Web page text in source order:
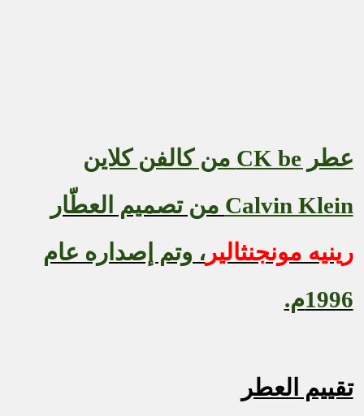
عطرCK be من كالفن كلاين
Calvin Klein من تصميم العطّار
رينيه مونجنثالير، وتم إصداره عام
1996م.
تقييم العطر